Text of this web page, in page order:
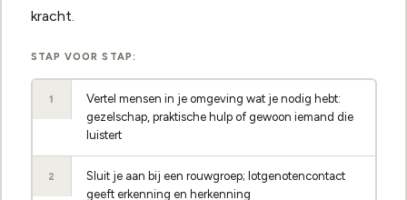
kracht.
STAP VOOR STAP:
1
Vertel mensen in je omgeving wat je nodig hebt:
gezelschap, praktische hulp of gewoon iemand die
luistert
2
Sluit je aan bij een rouwgroep; lotgenotencontact
geeft erkenning en herkenning